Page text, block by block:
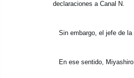
declaraciones a Canal N.
Sin embargo, el jefe de
En ese sentido,